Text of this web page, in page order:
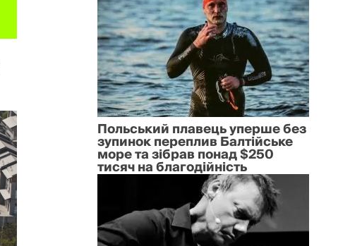
Польський плавець уперше без
зупинок переплив Балтійське
море та зібрав понад $250
тисяч на благодійність